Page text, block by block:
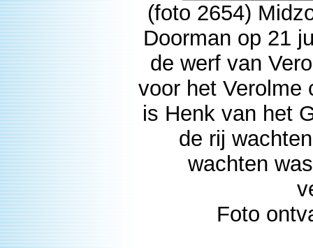
(foto 2654)
Doorman op 21
de werf van
voor het Verolme
is Henk van het
de rij
wachten
Foto